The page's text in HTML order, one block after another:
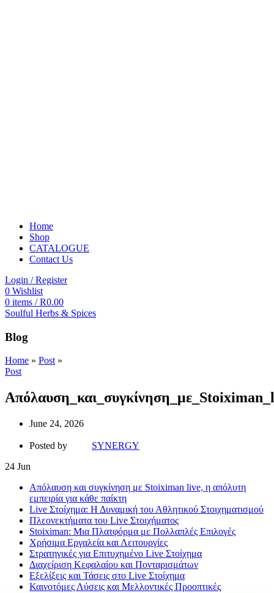
Home
Shop
CATALOGUE
Contact Us
Login / Register
0 Wishlist
0 items / R0.00
Soulful Herbs & Spices
Blog
Home » Post»
Post
June 24, 2026
Posted by
SYNERGY
24 Jun
Απόλαυση και συγκίνηση με Stoiximan live, η απόλυτη
εμπειρία για κάθε παίκτη
Live Στοίχημα: Η Δυναμική του Αθλητικού Στοιχηματισμού
Πλεονεκτήματα του Live Στοιχήματος
Stoiximan: Μια Πλατφόρμα με Πολλαπλές Επιλογές
Χρήσιμα Εργαλεία και Λειτουργίες
Στρατηγικές για Επιτυχημένο Live Στοίχημα
Διαχείριση Κεφαλαίου και Πονταρισμάτων
Εξελίξεις και Τάσεις στο Live Στοίχημα
Καινοτόμες Λύσεις και Μελλοντικές Προοπτικές